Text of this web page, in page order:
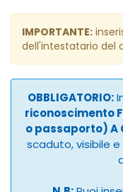
IMPORTANTE:
dell'intestatario del
OBBLIGATORIO:
riconoscimento
o passaporto) A
scaduto, visibile